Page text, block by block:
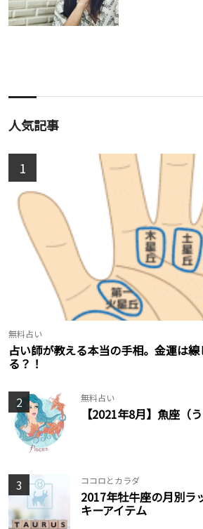
人気記事
1
無料占い
占い師が教える本当の手相。金運は
る？！
2 無料占い
【2021年8月】魚座（
3 ココロとカラダ
2017年牡牛座の月別ラ
キーアイテム